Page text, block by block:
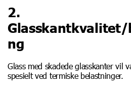
2.
Glasskantkvalitet/
ng
Glass med skadede glasskanter vil
spesielt ved termiske belastninger.